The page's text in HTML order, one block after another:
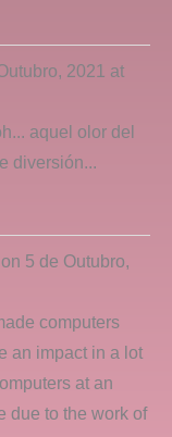
2021 at
aquel olor del
diversión...
5 de Outubro,
computers
an impact in a lot
at an
due to the work of